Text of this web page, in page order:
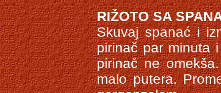
RIŽOTO SA
Skuvaj spanać i
pirinač par minuta
pirinač ne
malo putera.